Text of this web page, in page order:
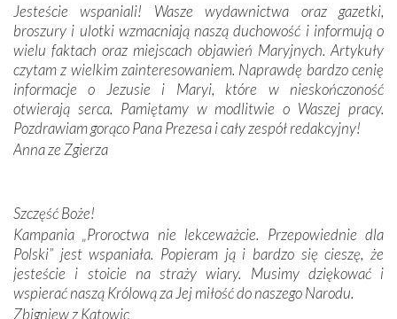
Podążyliśmy też śladami fatimskich wizjonerów – Łucji
dos Santos oraz świętych Hiacynty i Franciszka Marto.
Modliliśmy się przy ich grobach. Odprawiliśmy Drogę
Krzyżową w ich rodzinnych stronach, odwiedziliśmy
domy, w których żyli.
W miejscu objawień Matki Bożej zapaliliśmy świece
przywiezione wraz z intencjami powierzonymi nam przez
spotykaliśmy się z serdeczną otwartością
Portugalczyków. Podziwialiśmy ich ludową sztukę i
zwyczaje. Mimo że nasze kraje są od siebie bardzo
oddalone, w żaden sposób nie czuliśmy się obco.
Sprawiła to oczywiście sama Matka Boża, ale też
kulturowa bliskość biorąca swój początek w naszej
Jesteście wspaniali! Wasze wydawnictwa oraz gazetki,
broszury i ulotki wzmacniają naszą duchowość i informują o
wielu faktach oraz miejscach objawień Maryjnych. Artykuły
czytam z wielkim zainteresowaniem. Naprawdę bardzo cenię
informacje o Jezusie i Maryi, które w nieskończoność
otwierają serca. Pamiętamy w modlitwie o Waszej pracy.
Pozdrawiam gorąco Pana Prezesa i cały zespół redakcyjny!
Anna ze Zgierza
Szczęść Boże!
Kampania „Proroctwa nie lekceważcie. Przepowiednie dla
Polski” jest wspaniała. Popieram ją i bardzo się cieszę, że
jesteście i stoicie na straży wiary. Musimy dziękować i
wspierać naszą Królową za Jej miłość do naszego Narodu.
Zbigniew z Katowic